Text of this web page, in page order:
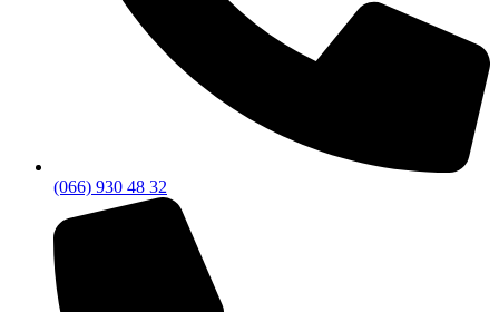
(066) 930 48 32